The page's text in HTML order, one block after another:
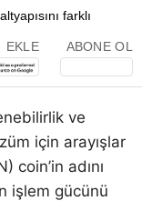
EKLE ABONE OL
ve
için arayışlar
coin’in adını
işlem gücünü